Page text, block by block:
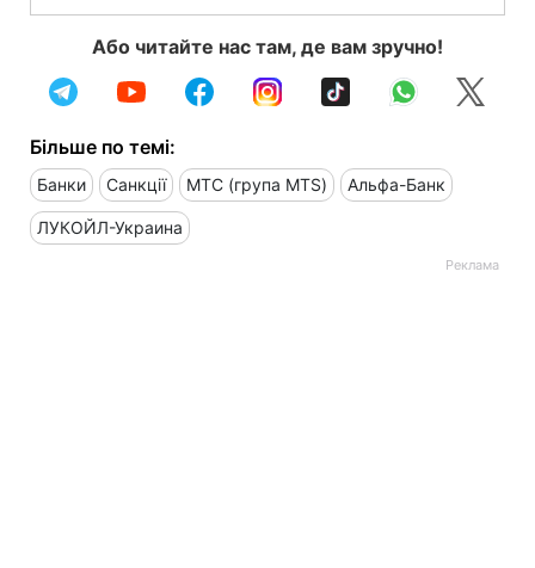
Або читайте нас там, де вам зручно!
Більше по темі:
Банки Санкції МТС (група MTS) Альфа-Банк
ЛУКОЙЛ-Украина